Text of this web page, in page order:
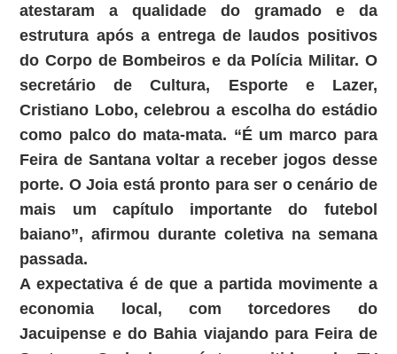
atestaram a qualidade do gramado e da
estrutura após a entrega de laudos positivos
do Corpo de Bombeiros e da Polícia Militar. O
secretário de Cultura, Esporte e Lazer,
Cristiano Lobo, celebrou a escolha do estádio
como palco do mata-mata. “É um marco para
Feira de Santana voltar a receber jogos desse
porte. O Joia está pronto para ser o cenário de
mais um capítulo importante do futebol
baiano”, afirmou durante coletiva na semana
passada.
A expectativa é de que a partida movimente a
economia local, com torcedores do
Jacuipense e do Bahia viajando para Feira de